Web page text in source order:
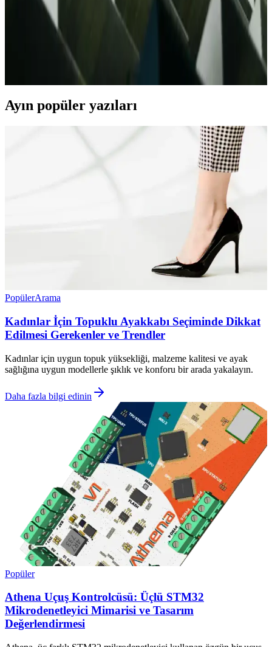
Soundcore Motion Boom: Teknik Bilgi Eksikliği ve
Ürün Değerlendirme Durumu
Soundcore Motion Boom hakkında mevcut arama sonuçlarında
teknik detay ve kullanıcı deneyimi bulunmamaktadır. Ürünle ilgili
kapsamlı bilgi için resmi kaynakların takip edilmesi önerilir.
Ayın popüler yazıları
PopülerArama
Kadınlar İçin Topuklu Ayakkabı Seçiminde Dikkat
Edilmesi Gerekenler ve Trendler
Kadınlar için uygun topuk yüksekliği, malzeme kalitesi ve ayak
sağlığına uygun modellerle şıklık ve konforu bir arada yakalayın.
Daha fazla bilgi edinin
Popüler
Athena Uçuş Kontrolcüsü: Üçlü STM32
Mikrodenetleyici Mimarisi ve Tasarım
Değerlendirmesi